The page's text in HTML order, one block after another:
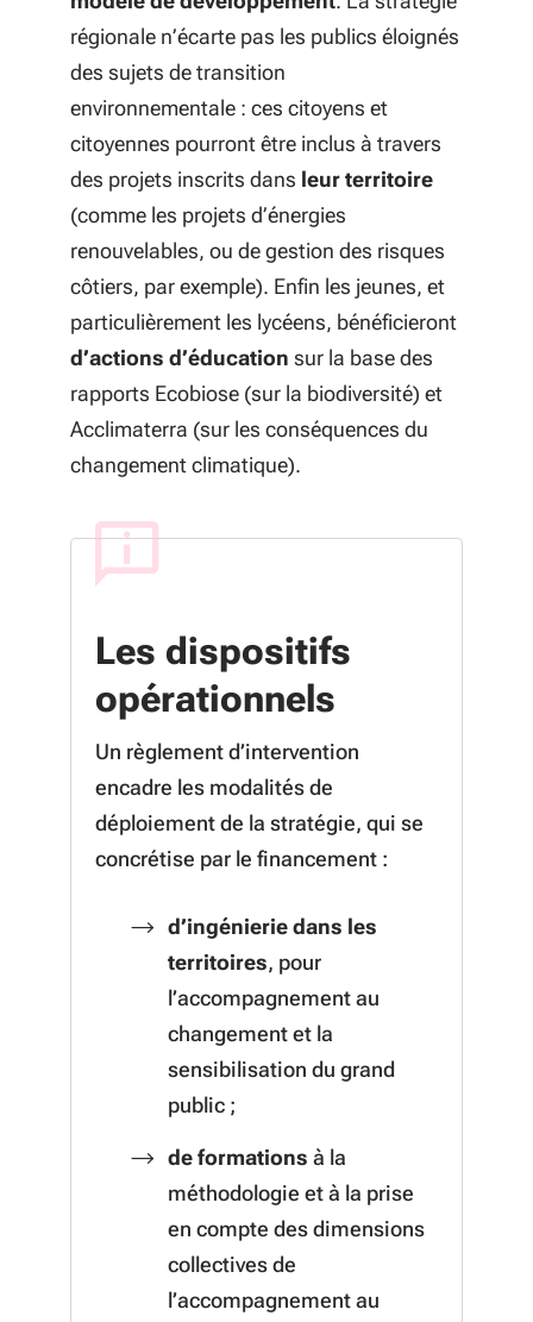
régionale n’écarte pas les publics éloignés
des sujets de transition
environnementale : ces citoyens et
citoyennes pourront être inclus à travers
des projets inscrits dans leur territoire
(comme les projets d’énergies
renouvelables, ou de gestion des risques
côtiers, par exemple). Enfin les jeunes, et
particulièrement les lycéens, bénéficieront
d’actions d’éducation sur la base des
rapports Ecobiose (sur la biodiversité) et
Acclimaterra (sur les conséquences du
changement climatique).
Les dispositifs
opérationnels
Un règlement d’intervention
encadre les modalités de
déploiement de la stratégie, qui se
concrétise par le financement :
d’ingénierie dans les
territoires, pour
l’accompagnement au
changement et la
sensibilisation du grand
public ;
de formations à la
méthodologie et à la prise
en compte des dimensions
collectives de
l’accompagnement au